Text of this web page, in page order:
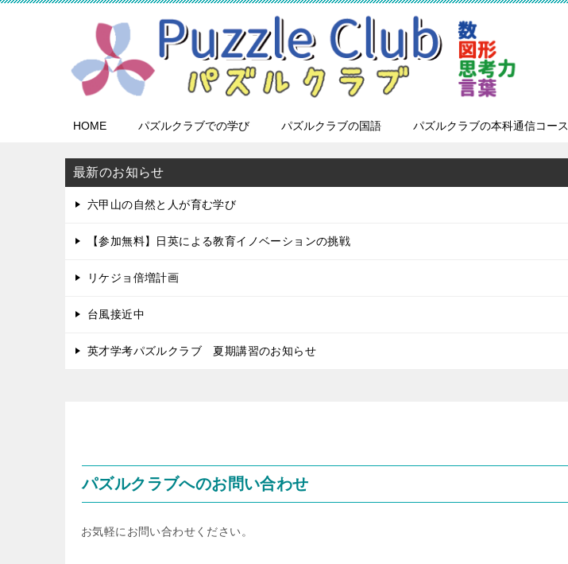
HOME パズルクラブでの学び パズルクラブの国語 パズルクラブの本科通信コース
最新のお知らせ
六甲山の自然と人が育む学び
【参加無料】日英による教育イノベーションの挑戦
リケジョ倍増計画
台風接近中
英才学考パズルクラブ 夏期講習のお知らせ
パズルクラブへのお問い合わせ
お気軽にお問い合わせください。